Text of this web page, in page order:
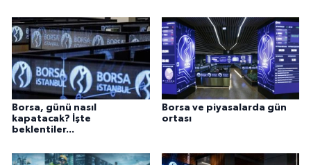
Borsa, günü nasıl
kapatacak? İşte
beklentiler...
Borsa ve piyasalarda gün
ortası